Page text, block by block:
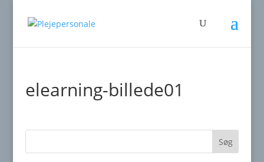
elearning-billede01